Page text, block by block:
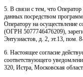
5. В связи с тем, что
данных посредством
Оператору на осуществление
(ОГРН 5077746476209),
Энтузиастов, д. 2, эт.13, пом.
6. Настоящее согласие
соответствующего
320, Истра, Московская